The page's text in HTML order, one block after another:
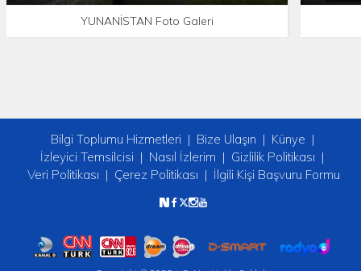
YUNANİSTAN Foto Galeri
Bilgi Toplumu Hizmetleri Bize Ulaşın
Künye
İzleyici Temsilcisi
Nasıl İzlerim
Gizlilik Politikası
Veri Politikası
Çerez Politikası İlgili Kişi Başvuru Formu